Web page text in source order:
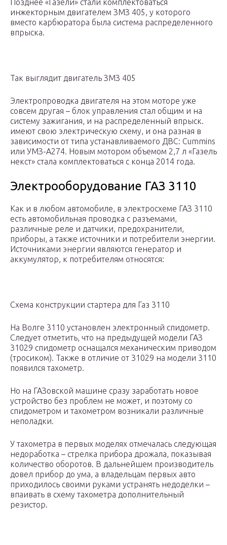
Позднее «Газели» стали комплектоваться
инжекторным двигателем ЗМЗ 405, у которого
вместо карбюратора была система распределенного
впрыска.
Так выглядит двигатель ЗМЗ 405
Электропроводка двигателя на этом моторе уже
совсем другая – блок управления стал общим и на
систему зажигания, и на распределенный впрыск.
имеют свою электрическую схему, и она разная в
зависимости от типа устанавливаемого ДВС: Cummins
или УМЗ-А274. Новым мотором объемом 2,7 л «Газель
некст» стала комплектоваться с конца 2014 года.
Электрооборудование ГАЗ 3110
Как и в любом автомобиле, в электросхеме ГАЗ 3110
есть автомобильная проводка с разъемами,
различные реле и датчики, предохранители,
приборы, а также источники и потребители энергии.
Источниками энергии являются генератор и
аккумулятор, к потребителям относятся:
Схема конструкции стартера для Газ 3110
На Волге 3110 установлен электронный спидометр.
Следует отметить, что на предыдущей модели ГАЗ
31029 спидометр оснащался механическим приводом
(тросиком). Также в отличие от 31029 на модели 3110
появился тахометр.
Но на ГАЗовской машине сразу заработать новое
устройство без проблем не может, и поэтому со
спидометром и тахометром возникали различные
неполадки.
У тахометра в первых моделях отмечалась следующая
недоработка – стрелка прибора дрожала, показывая
количество оборотов. В дальнейшем производитель
довел прибор до ума, а владельцам первых авто
приходилось своими руками устранять недоделки –
впаивать в схему тахометра дополнительный
резистор.